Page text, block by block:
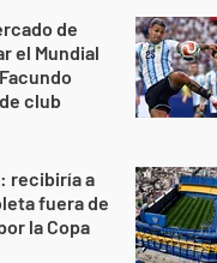
de
el Mundial
club
recibiría a
fuera de
la Copa